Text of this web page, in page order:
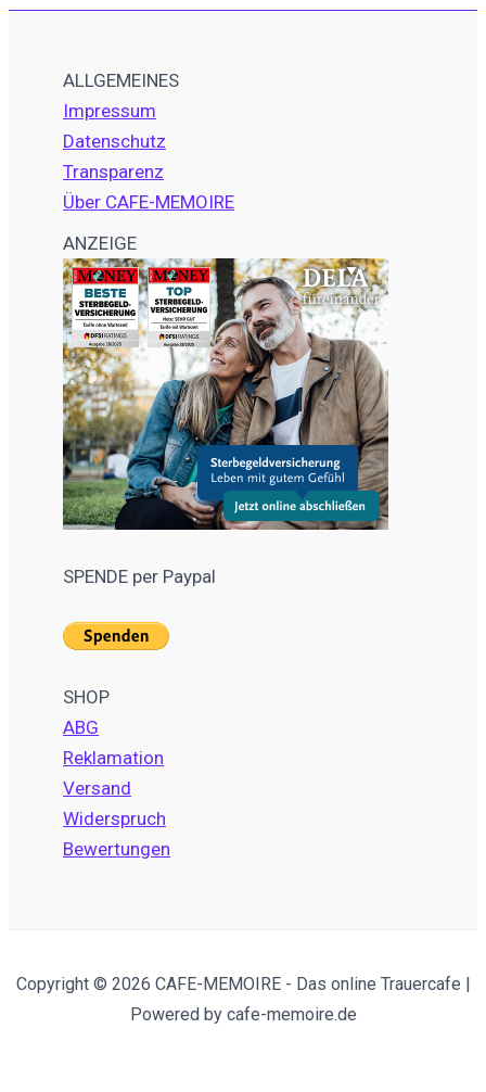
ALLGEMEINES
Impressum
Datenschutz
Transparenz
Über CAFE-MEMOIRE
ANZEIGE
SPENDE per Paypal
SHOP
ABG
Reklamation
Versand
Widerspruch
Bewertungen
Copyright © 2026 CAFE-MEMOIRE - Das online Trauercafe |
Powered by cafe-memoire.de